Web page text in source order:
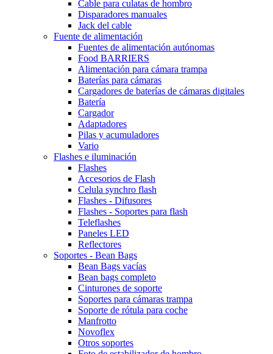
Cable para culatas de hombro
Disparadores manuales
Jack del cable
Fuente de alimentación
Fuentes de alimentación autónomas
Food BARRIERS
Alimentación para cámara trampa
Baterías para cámaras
Cargadores de baterías de cámaras digitales
Batería
Cargador
Adaptadores
Pilas y acumuladores
Vario
Flashes e iluminación
Flashes
Accesorios de Flash
Celula synchro flash
Flashes - Difusores
Flashes - Soportes para flash
Teleflashes
Paneles LED
Reflectores
Soportes - Bean Bags
Bean Bags vacías
Bean bags completo
Cinturones de soporte
Soportes para cámaras trampa
Soporte de rótula para coche
Manfrotto
Novoflex
Otros soportes